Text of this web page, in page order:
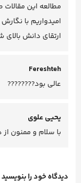
مطالعه این
امیدواریم با
ارتقای دانش بالای
Fereshteh
عالی بود????????
یحیی علوی
با سلام و ممنون
دیدگاه خود را بنویسید